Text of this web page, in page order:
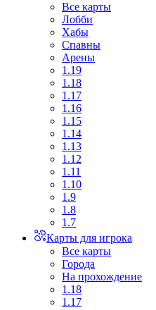
Все карты
Лобби
Хабы
Спавны
Арены
1.19
1.18
1.17
1.16
1.15
1.14
1.13
1.12
1.11
1.10
1.9
1.8
1.7
Карты для игрока
Все карты
Города
На прохождение
1.18
1.17